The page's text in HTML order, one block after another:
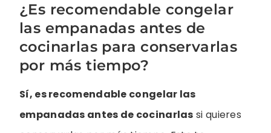
¿Es recomendable congelar
las empanadas antes de
cocinarlas para conservarlas
por más tiempo?
Sí, es recomendable congelar las
empanadas antes de cocinarlas si quieres